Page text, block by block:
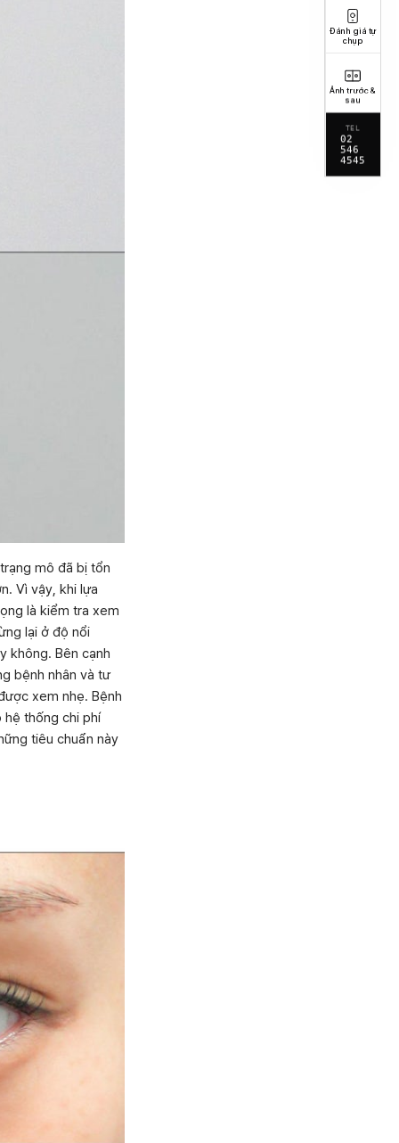
mô đã bị tổn
Vì vậy, khi lựa
là kiểm tra xem
lại ở độ nổi
không. Bên cạnh
bệnh nhân và tư
xem nhẹ. Bệnh
hệ thống chi phí
tiêu chuẩn này
Đánh giá tự
chụp
Ảnh trước &
sau
TEL
02
546
4545